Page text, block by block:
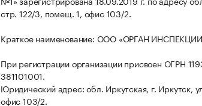
стр. 122/3, помещ. 1, офис 103/2.
Краткое наименование: ООО «ОРГАН
При регистрации организации присвоен ОГРН
381101001.
Юридический адрес: обл. Иркутская, г. Иркутск,
офис 103/2.